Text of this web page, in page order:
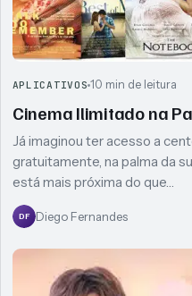
APLICATIVOS 10 min de leitura
Cinema Ilimitado na
Já imaginou ter acesso a
gratuitamente, na palma da
está mais próxima do que…
DF Diego Fernandes